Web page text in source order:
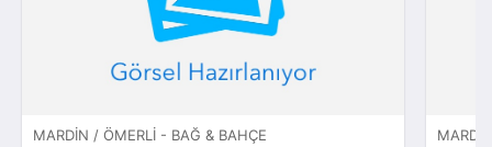
MARDIN / ÖMERLI - BAĞ & BAHÇE